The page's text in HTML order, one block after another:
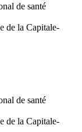
de santé
de la Capitale-
de santé
de la Capitale-